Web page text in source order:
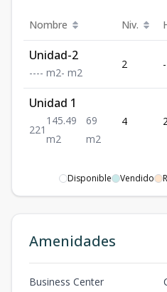
Nombre Niv.
Unidad-2
---- m2- m2
2 -
Unidad 1
221
145.49
m2
69
m2
4 2
Disponible Vendido
Amenidades
Business Center